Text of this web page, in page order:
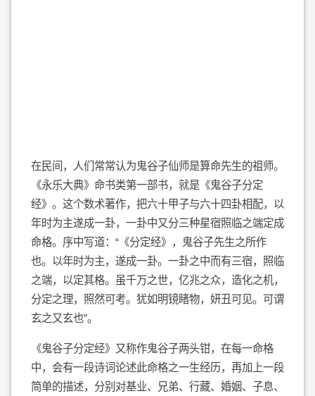
在民间，人们常常认为鬼谷子仙师是算命先生的祖师。
《永乐大典》命书类第一部书，就是《鬼谷子分定
经》。这个数术著作，把六十甲子与六十四卦相配，以
年时为主遂成一卦，一卦中又分三种星宿照临之端定成
命格。序中写道：“《分定经》，鬼谷子先生之所作
也。以年时为主，遂成一卦。一卦之中而有三宿，照临
之端，以定其格。虽千万之世，亿兆之众，造化之机，
分定之理，照然可考。犹如明镜睹物，妍丑可见。可谓
玄之又玄也”。
《鬼谷子分定经》又称作鬼谷子两头钳，在每一命格
中，会有一段诗词论述此命格之一生经历，再加上一段
简单的描述，分别对基业、兄弟、行藏、婚姻、子息、